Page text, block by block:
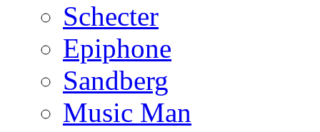
Schecter
Epiphone
Sandberg
Music Man